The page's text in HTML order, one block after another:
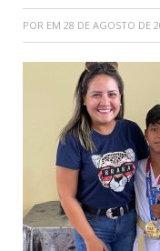
POR EM 28 DE AGOSTO DE